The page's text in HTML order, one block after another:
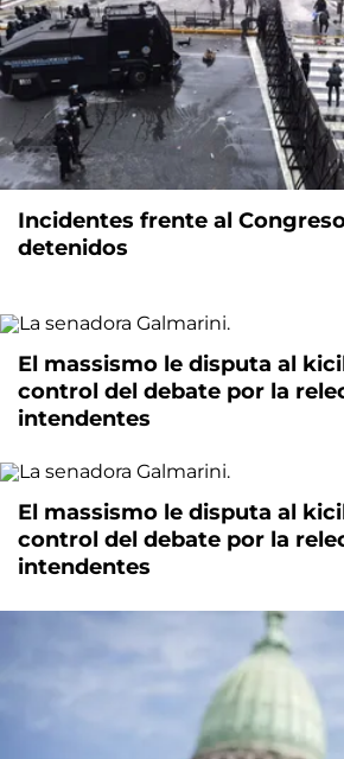
Incidentes frente al
detenidos
El massismo le disputa al
control del debate por la
intendentes
El massismo le disputa al
control del debate por la
intendentes